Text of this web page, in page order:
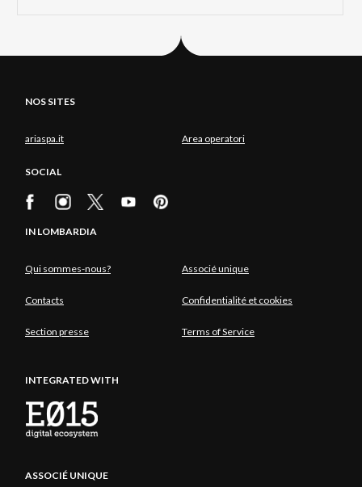
NOS SITES
ariaspa.it Area operatori
SOCIAL
IN LOMBARDIA
Qui sommes-nous? Associé unique
Contacts Confidentialité et cookies
Section presse Terms of Service
INTEGRATED WITH
ASSOCIÉ UNIQUE